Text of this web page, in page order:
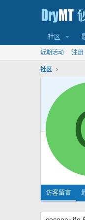
社区
近期活动 注册
社区
访客留言